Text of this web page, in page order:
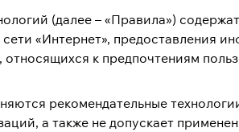
(далее – «Правила»)
«Интернет», предоставления
к предпочтениям
рекомендательные
а также не допускает